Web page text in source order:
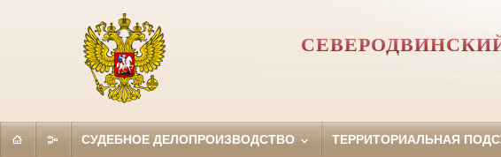
СУДЕБНОЕ ДЕЛОПРОИЗВОДСТВО ТЕРРИТОРИАЛЬНАЯ